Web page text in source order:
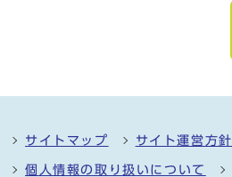
サイトマップ サイト運営方針
個人情報の取り扱いについて